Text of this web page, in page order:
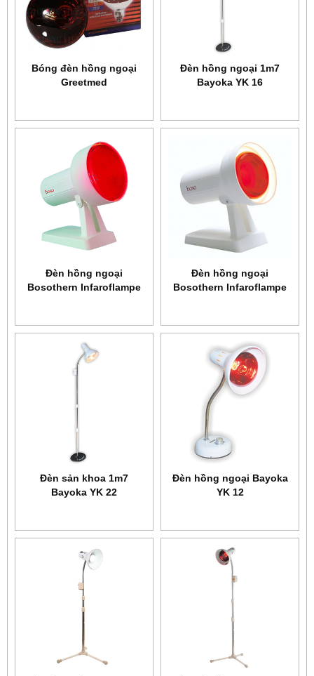
Bóng đèn hồng ngoại
Greetmed
Đèn hồng ngoại 1m7
Bayoka YK 16
Ðèn hồng ngoại
Bosothern Infaroflampe
Ðèn hồng ngoại
Bosothern Infaroflampe
Đèn sản khoa 1m7
Bayoka YK 22
Đèn hồng ngoại Bayoka
YK 12